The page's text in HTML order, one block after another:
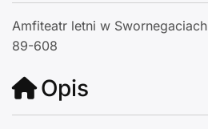
Amfiteatr letni w Swornegaciach
89-608
Opis